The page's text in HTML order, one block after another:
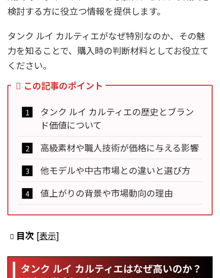
検討する方に役立つ情報を提供します。
タンク ルイ カルティエがなぜ特別なのか、その魅
力を知ることで、購入時の判断材料としてお役立て
ください。
この記事のポイント
タンク ルイ カルティエの歴史とブラン
ド価値について
高級素材や職人技術が価格に与える影響
他モデルや中古市場との違いと選び方
値上がりの背景や市場動向の理由
目次 [表示]
タンク ルイ カルティエはなぜ高いのか？